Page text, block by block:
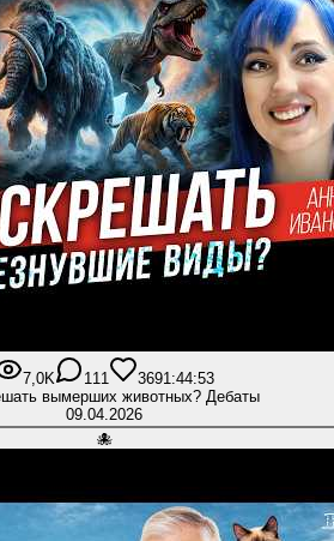
7,0K 111 3691:44:53
вымерших животных? Дебаты
09.04.2026
🐙